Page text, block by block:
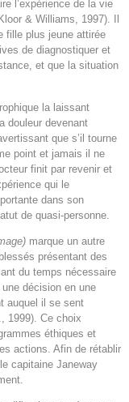
l’expérience de la vie
& Williams, 1997). Il
fille plus jeune attirée
de diagnostiquer et
et que la situation
la laissant
douleur devenant
que s’il tourne
point et jamais il ne
finit par revenir et
qui le
dans son
de quasi-personne.
marque un autre
présentant des
du temps nécessaire
décision en une
auquel il se sent
1999). Ce choix
éthiques et
actions. Afin de rétablir
capitaine Janeway